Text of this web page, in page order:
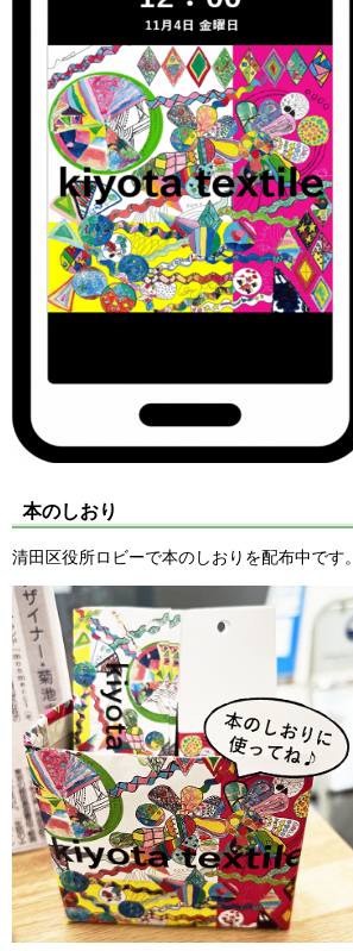
本のしおり
清田区役所ロビーで本のしおりを配布中です。